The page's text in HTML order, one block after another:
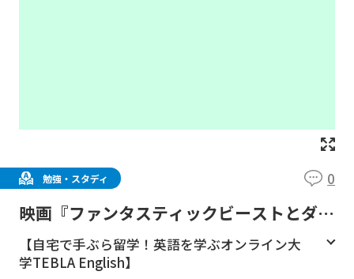
勉強・スタディ 0
映画『ファンタスティックビーストとダン
ブルドアの秘密』で英語を覚えよう！
【自宅で手ぶら留学！英語を学ぶオンライン大
学TEBLA English】